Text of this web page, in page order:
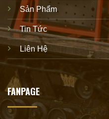
Sản Phẩm
Tin Tức
Liên Hệ
FANPAGE